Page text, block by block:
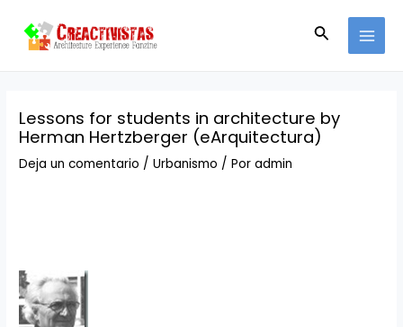
contenido
Buscar
Lessons for students in architecture by
Herman Hertzberger (eArquitectura)
Deja un comentario /Urbanismo / Poradmin
de
entradas